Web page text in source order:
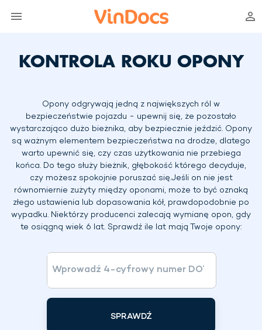
KONTROLA ROKU OPONY
Opony odgrywają jedną z największych ról w
bezpieczeństwie pojazdu - upewnij się, że pozostało
wystarczająco dużo bieżnika, aby bezpiecznie jeździć. Opony
są ważnym elementem bezpieczeństwa na drodze, dlatego
warto upewnić się, czy czas użytkowania nie przebiega
końca. Do tego służy bieżnik, głębokość którego decyduje,
czy możesz spokojnie poruszać się.Jeśli on nie jest
równomiernie zużyty między oponami, może to być oznaką
złego ustawienia lub dopasowania kół, prawdopodobnie po
wypadku. Niektórzy producenci zalecają wymianę opon, gdy
te osiągną wiek 6 lat. Sprawdź ile lat mają Twoje opony:
SPRAWDŹ